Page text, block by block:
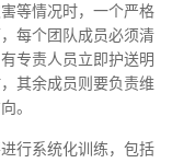
等情况时，一个严格
每个团队成员必须清
专责人员立即护送明
其余成员则要负责维
。
行系统化训练，包括